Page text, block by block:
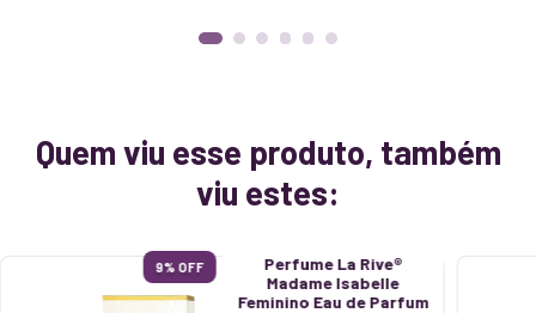
Quem viu esse produto, também
viu estes:
9% OFF
Perfume La Rive®
Madame Isabelle
Feminino Eau de Parfum